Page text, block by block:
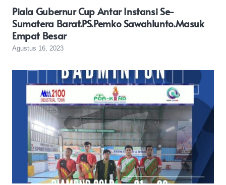
Piala Gubernur Cup Antar Instansi Se-
Sumatera Barat.PS.Pemko Sawahlunto.Masuk
Empat Besar
Agustus 16, 2023